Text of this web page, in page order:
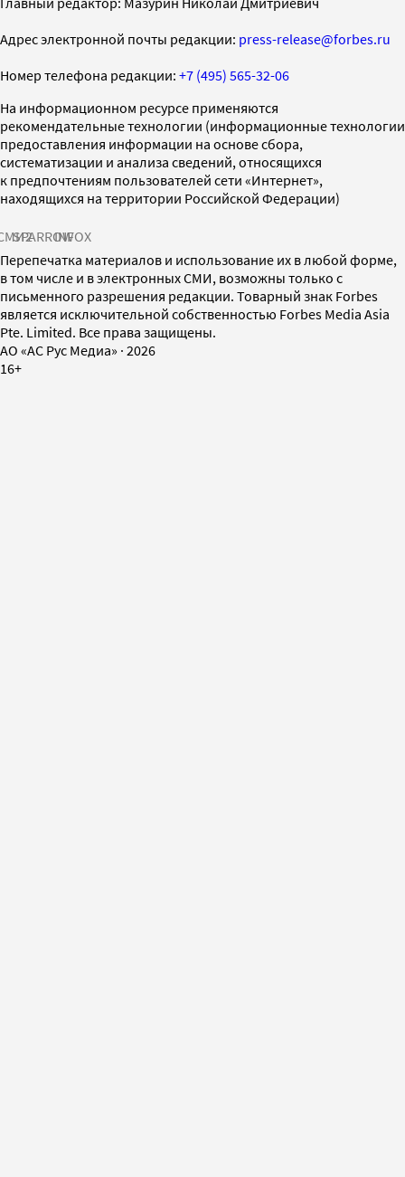
Адрес электронной почты редакции: press-release@forbes.ru
Номер телефона редакции: +7 (495) 565-32-06
На информационном ресурсе применяются
рекомендательные технологии (информационные технологии
предоставления информации на основе сбора,
систематизации и анализа сведений, относящихся
к предпочтениям пользователей сети «Интернет»,
находящихся на территории Российской Федерации)
SPARROWINFOX
Перепечатка материалов и использование их в любой форме,
в том числе и в электронных СМИ, возможны только с
письменного разрешения редакции. Товарный знак Forbes
является исключительной собственностью Forbes Media Asia
Pte. Limited. Все права защищены.
AO «АС Рус Медиа» · 2026
16+